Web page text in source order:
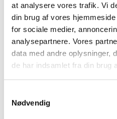
at analysere vores trafik. Vi
din brug af vores
for sociale medier,
analysepartnere. Vores
data med andre oplysninger,
de har indsamlet fra din brug
Nødvendig